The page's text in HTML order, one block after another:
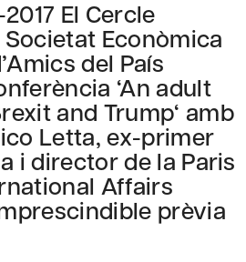
El Cercle
Econòmica
del País
‘An adult
and Trump‘ amb
Letta, ex-primer
i director de la Paris
Affairs
prèvia